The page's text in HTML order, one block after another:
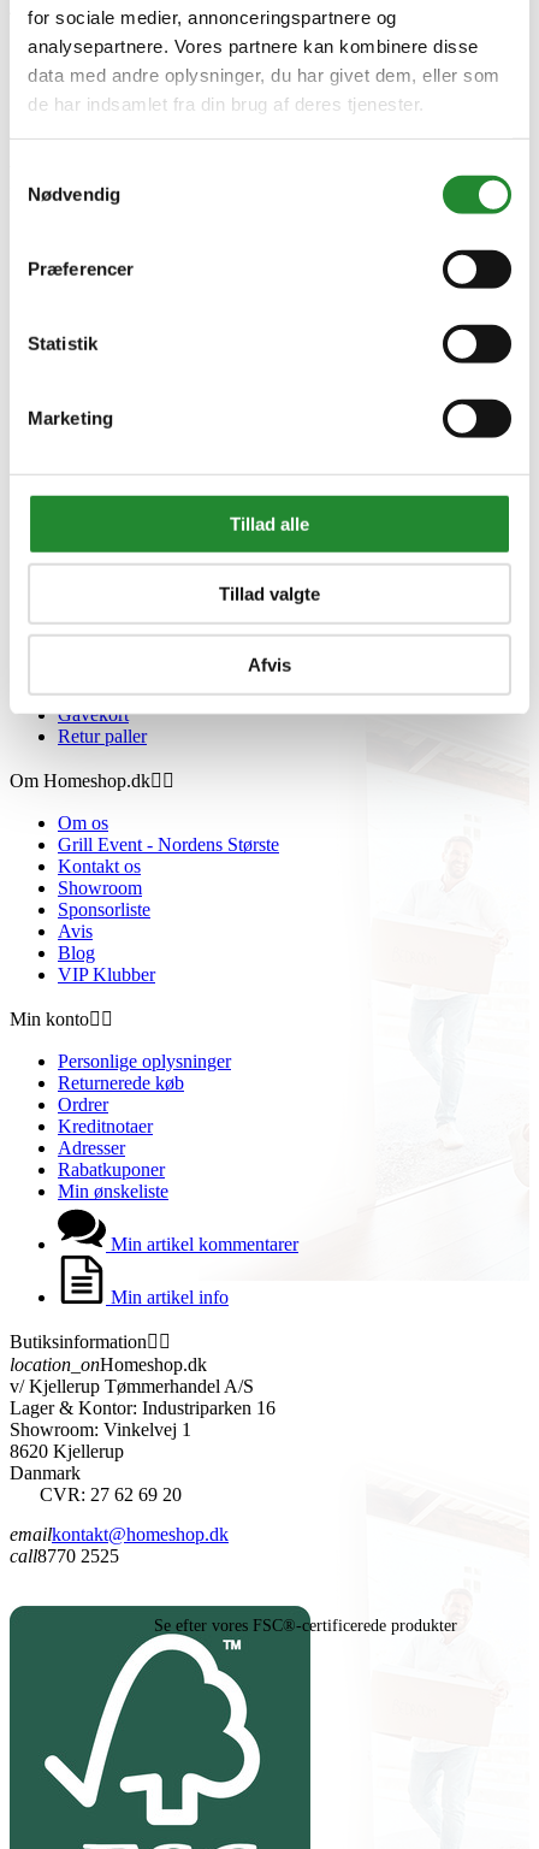
for sociale medier, annonceringspartnere og
analysepartnere. Vores partnere kan kombinere disse
data med andre oplysninger, du har givet dem, eller som
de har indsamlet fra din brug af deres tjenester.
Nødvendig
Præferencer
Statistik
Marketing
Tillad alle
Tillad valgte
Afvis
Caso Rund Vakuumbeholder -
940 ml
DKK 99,00Inkl. moms
Beregnere
Oversigt
Gavekort
Retur paller
Om Homeshop.dk 
Om os
Grill Event - Nordens Største
Kontakt os
Showroom
Sponsorliste
Avis
Blog
VIP Klubber
Min konto 
Personlige oplysninger
Returnerede køb
Ordrer
Kreditnotaer
Adresser
Rabatkuponer
Min ønskeliste
Min artikel kommentarer
Min artikel info
Butiksinformation 
location_onHomeshop.dk
v/ Kjellerup Tømmerhandel A/S
Lager & Kontor: Industriparken 16
Showroom: Vinkelvej 1
8620 Kjellerup
Danmark
CVR: 27 62 69 20
emailkontakt@homeshop.dk
call8770 2525
Se efter vores FSC®-certificerede produkter